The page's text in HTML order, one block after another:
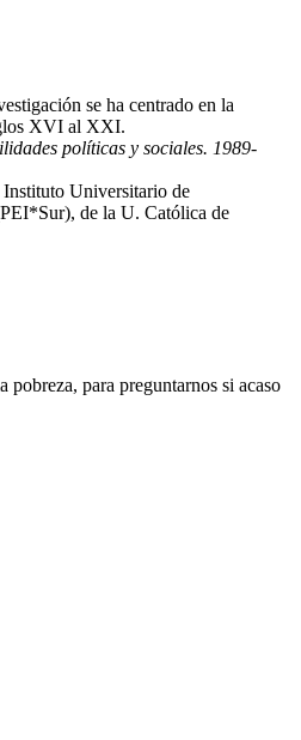
se ha centrado en la
XVI al XXI.
políticas y sociales. 1989-
Universitario de
de la U. Católica de
para preguntarnos si acaso